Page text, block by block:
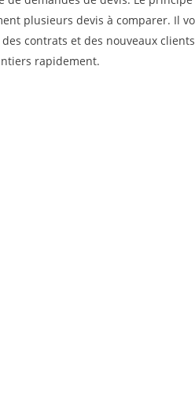
plusieurs devis à comparer. Il
contrats et des nouveaux
rapidement.